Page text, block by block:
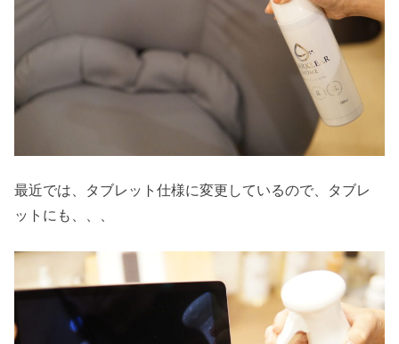
最近では、タブレット仕様に変更しているので、タブレ
ットにも、、、